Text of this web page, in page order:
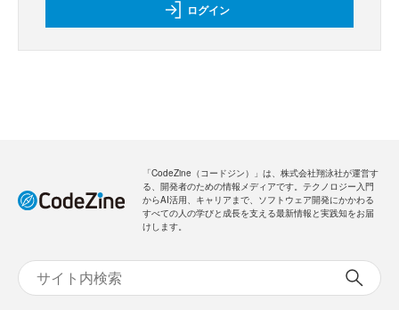
ログイン
「CodeZine（コードジン）」は、株式会社翔泳社が運営す
る、開発者のための情報メディアです。テクノロジー入門
からAI活用、キャリアまで、ソフトウェア開発にかかわる
すべての人の学びと成長を支える最新情報と実践知をお届
けします。